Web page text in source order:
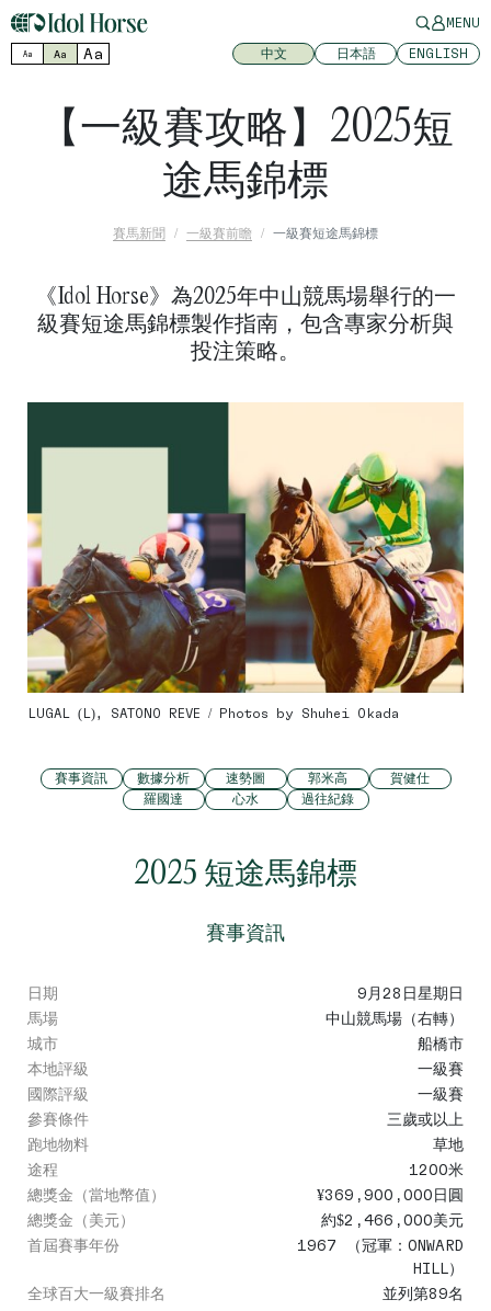
MENU
Aa Aa Aa 中文 日本語 ENGLISH
【一級賽攻略】2025短
途馬錦標
賽馬新聞 一級賽前瞻 一級賽短途馬錦標
《Idol Horse》為2025年中山競馬場舉行的一
級賽短途馬錦標製作指南，包含專家分析與
投注策略。
LUGAL (L), SATONO REVE / Photos by Shuhei Okada
賽事資訊 數據分析 速勢圖 郭米高
賀健仕
羅國達
心水 過往紀錄
2025 短途馬錦標
賽事資訊
日期
9月28日星期日
馬場
中山競馬場（右轉）
城市
船橋市
本地評級
一級賽
國際評級
一級賽
參賽條件
三歲或以上
跑地物料
草地
途程
1200米
總獎金（當地幣值）
¥369,900,000日圓
總獎金（美元）
約$2,466,000美元
首屆賽事年份
1967 （冠軍：ONWARD
HILL）
全球百大一級賽排名
並列第89名